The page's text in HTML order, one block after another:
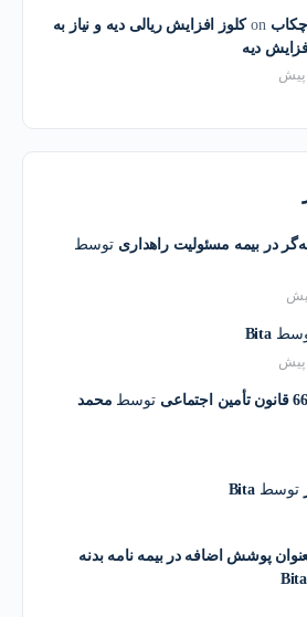
کلوز افزایش ریالی دیه و نیاز به
دیه
در بیمه مسئولیت راهداری توسط
Bita
توسط محمد
توسطBita
پوشش اضافه در بیمه نامه بدنه
Bita